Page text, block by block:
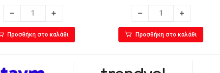
Προσθήκη στο καλάθι Προσθήκη στο καλάθι